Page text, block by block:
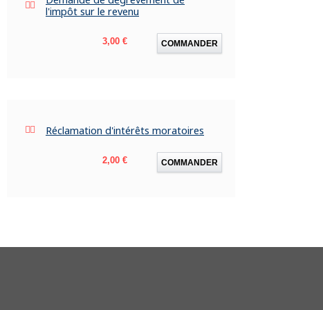
l'impôt sur le revenu
Prix
3,00 € COMMANDER
Réclamation d'intérêts moratoires
Prix
2,00 € COMMANDER